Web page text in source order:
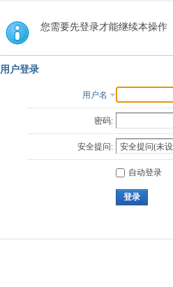
您需要先登录才能继续本操作
用户登录
用户名
密码:
安全提问:
自动登录
登录